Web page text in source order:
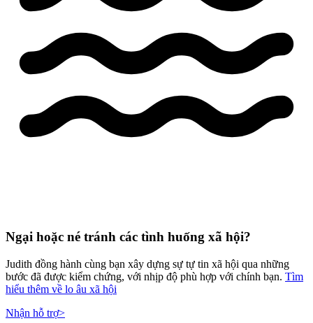
Ngại hoặc né tránh các tình huống xã hội?
Judith đồng hành cùng bạn xây dựng sự tự tin xã hội qua những
bước đã được kiểm chứng, với nhịp độ phù hợp với chính bạn. Tìm
hiểu thêm về lo âu xã hội
Nhận hỗ trợ>